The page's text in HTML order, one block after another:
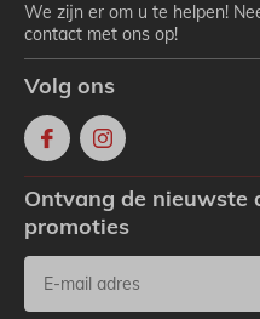
We zijn er om u te helpen!
contact met ons op!
Volg ons
Ontvang de nieuwste
promoties